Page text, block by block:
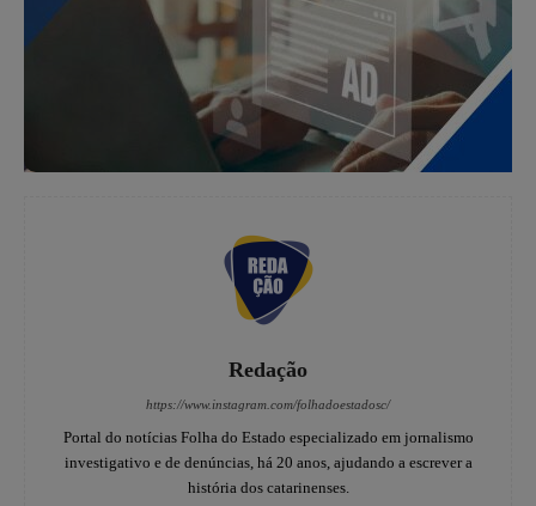
Redação
https://www.instagram.com/folhadoestadosc/
Portal do notícias Folha do Estado especializado em jornalismo
investigativo e de denúncias, há 20 anos, ajudando a escrever a
história dos catarinenses.